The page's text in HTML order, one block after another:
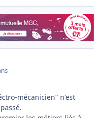
mécanicien" n'est